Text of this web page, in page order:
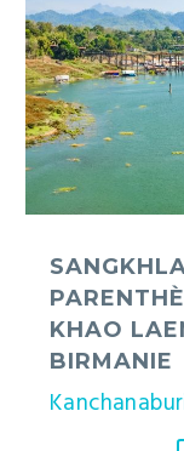
parenthèse
au
bord
du
lac
Khao
Laem,
Thaïlande
Birmanie
KHAO
BIRMANIE